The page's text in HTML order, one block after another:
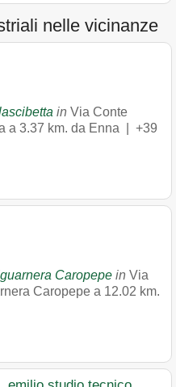
nelle vicinanze
in Via Conte
a 3.37 km. da Enna | +39
Caropepe in Via
Caropepe a 12.02 km.